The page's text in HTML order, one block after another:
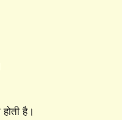
है।